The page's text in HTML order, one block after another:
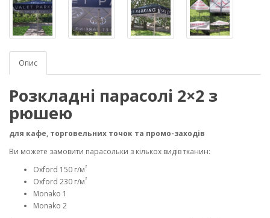
Опис
Розкладні парасолі 2×2 з
рюшею
для кафе, торговельних точок та промо-заходів
Ви можете замовити парасольки з кількох видів тканин:
Oxford 150 г/м²
Oxford 230 г/м²
Monako 1
Monako 2